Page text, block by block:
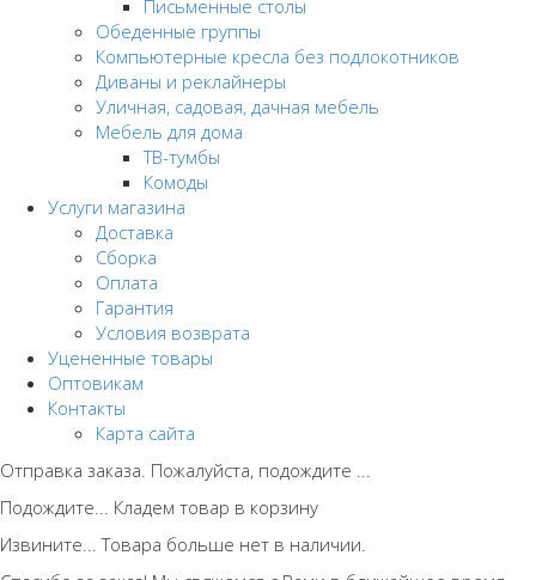
Письменные столы
Обеденные группы
Компьютерные кресла без подлокотников
Диваны и реклайнеры
Уличная, садовая, дачная мебель
Мебель для дома
ТВ-тумбы
Комоды
Услуги магазина
Доставка
Сборка
Оплата
Гарантия
Условия возврата
Уцененные товары
Оптовикам
Контакты
Карта сайта
Отправка заказа. Пожалуйста, подождите ...
Подождите... Кладем товар в корзину
Извините... Товара больше нет в наличии.